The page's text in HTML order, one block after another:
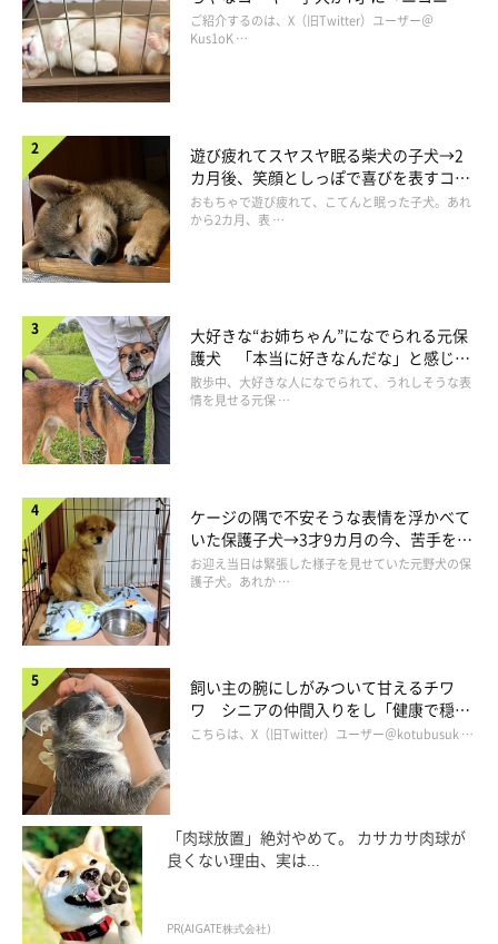
コ“コーギースマイル”が魅力のコに成
長！
ご紹介するのは、X（旧Twitter）ユーザー＠
Kus1oK …
遊び疲れてスヤスヤ眠る柴犬の子犬→2
カ月後、笑顔としっぽで喜びを表すコに
成長！
おもちゃで遊び疲れて、こてんと眠った子犬。あれ
から2カ月、表 …
大好きな“お姉ちゃん”になでられる元保
護犬 「本当に好きなんだな」と感じる
表情にほっこり
散歩中、大好きな人になでられて、うれしそうな表
情を見せる元保 …
ケージの隅で不安そうな表情を浮かべて
いた保護子犬→3才9カ月の今、苦手を克
服し頼もしいコに成長！
お迎え当日は緊張した様子を見せていた元野犬の保
護子犬。あれか …
飼い主の腕にしがみついて甘えるチワ
ワ シニアの仲間入りをし「健康で穏や
かな暮らしが続いてほしい」と願う
こちらは、X（旧Twitter）ユーザー＠kotubusuk …
「肉球放置」絶対やめて。 カサカサ肉球が
良くない理由、実は...
PR(AIGATE株式会社)